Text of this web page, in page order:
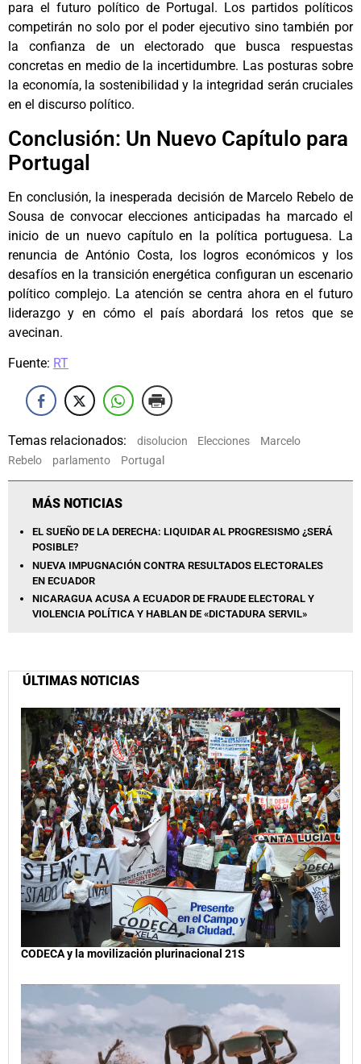
para el futuro político de Portugal. Los partidos políticos
competirán no solo por el poder ejecutivo sino también por
la confianza de un electorado que busca respuestas
concretas en medio de la incertidumbre. Las posturas sobre
la economía, la sostenibilidad y la integridad serán cruciales
en el discurso político.
Conclusión: Un Nuevo Capítulo para
Portugal
En conclusión, la inesperada decisión de Marcelo Rebelo de
Sousa de convocar elecciones anticipadas ha marcado el
inicio de un nuevo capítulo en la política portuguesa. La
renuncia de António Costa, los logros económicos y los
desafíos en la transición energética configuran un escenario
político complejo. La atención se centra ahora en el futuro
liderazgo y en cómo el país abordará los retos que se
avecinan.
Fuente: RT
Temas relacionados: disolucion Elecciones
Marcelo
Rebelo
parlamento Portugal
MÁS NOTICIAS
EL SUEÑO DE LA DERECHA: LIQUIDAR AL PROGRESISMO ¿SERÁ
POSIBLE?
NUEVA IMPUGNACIÓN CONTRA RESULTADOS ELECTORALES
EN ECUADOR
NICARAGUA ACUSA A ECUADOR DE FRAUDE ELECTORAL Y
VIOLENCIA POLÍTICA Y HABLAN DE «DICTADURA SERVIL»
ÚLTIMAS NOTICIAS
CODECA y la movilización plurinacional 21S